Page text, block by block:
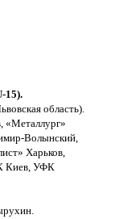
15).
область).
«Металлург»
Волынский,
Харьков,
Киев, УФК